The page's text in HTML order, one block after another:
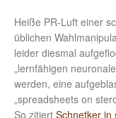
Heiße PR-Luft einer
üblichen
leider diesmal
„lernfähigen
werden, eine
„spreadsheets on
So zitiert Schnetker in